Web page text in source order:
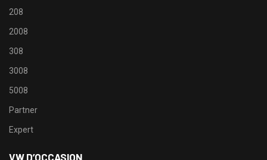
208
2008
308
3008
5008
Partner
Expert
VW D’OCCASION